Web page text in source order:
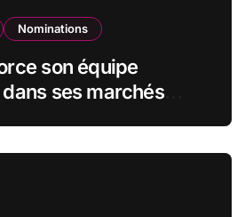
Nominations
son équipe
ses marchés